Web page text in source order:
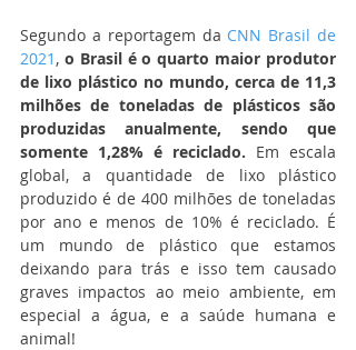
Segundo a reportagem da CNN Brasil de
2021 , o Brasil é o quarto maior produtor
de lixo plástico no mundo, cerca de 11,3
milhões de toneladas de plásticos são
produzidas anualmente, sendo que
somente 1,28% é reciclado. Em escala
global, a quantidade de lixo plástico
produzido é de 400 milhões de toneladas
por ano e menos de 10% é reciclado. É
um mundo de plástico que estamos
deixando para trás e isso tem causado
graves impactos ao meio ambiente, em
especial a água, e a saúde humana e
animal!